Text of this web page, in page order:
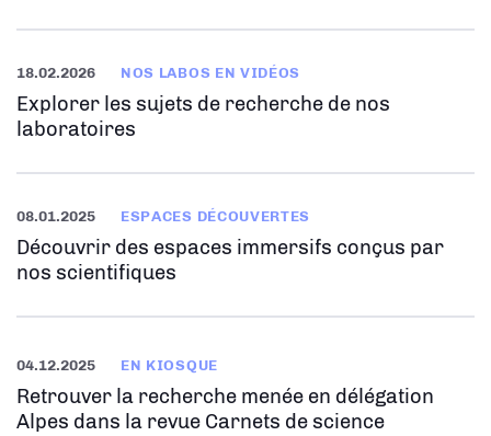
18.02.2026 NOS LABOS EN VIDÉOS
Explorer les sujets de recherche de nos
laboratoires
08.01.2025 ESPACES DÉCOUVERTES
Découvrir des espaces immersifs conçus par
nos scientifiques
04.12.2025 EN KIOSQUE
Retrouver la recherche menée en délégation
Alpes dans la revue Carnets de science